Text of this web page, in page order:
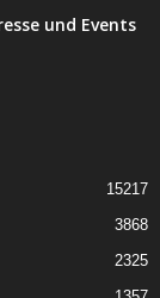
und Events
15217
3868
2325